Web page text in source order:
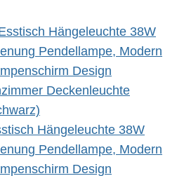
Hängeleuchte 38W
Pendellampe, Modern
Design